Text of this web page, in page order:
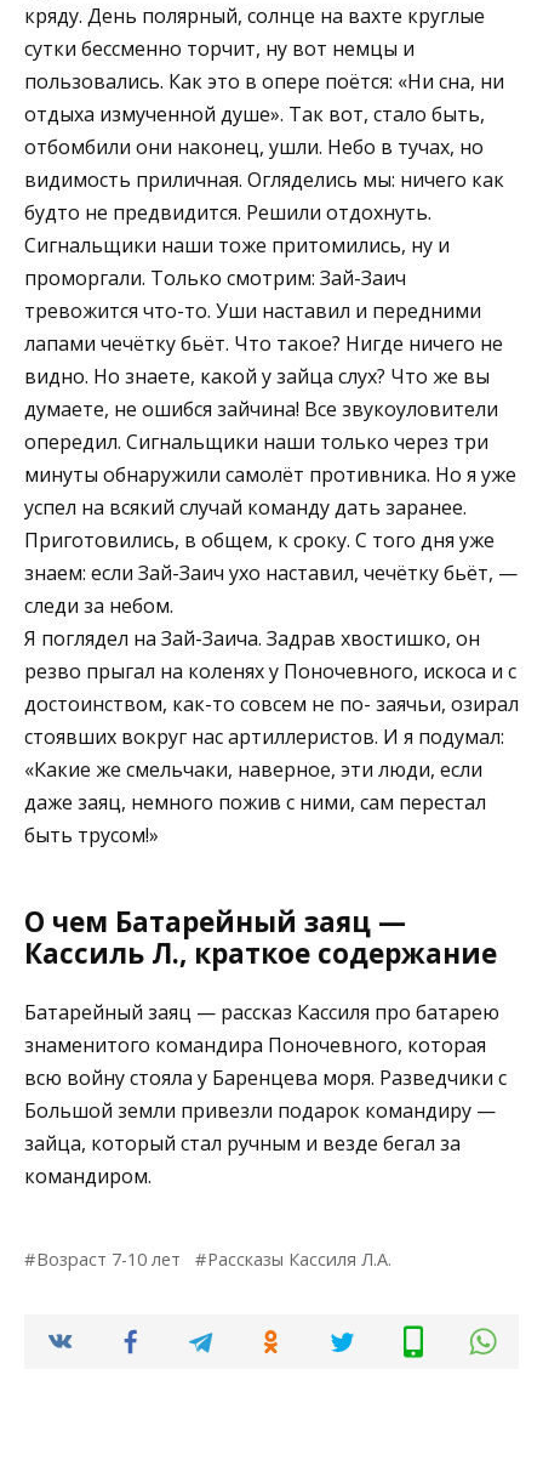
кряду. День полярный, солнце на вахте круглые
сутки бессменно торчит, ну вот немцы и
пользовались. Как это в опере поётся: «Ни сна, ни
отдыха измученной душе». Так вот, стало быть,
отбомбили они наконец, ушли. Небо в тучах, но
видимость приличная. Огляделись мы: ничего как
будто не предвидится. Решили отдохнуть.
Сигнальщики наши тоже притомились, ну и
проморгали. Только смотрим: Зай-Заич
тревожится что-то. Уши наставил и передними
лапами чечётку бьёт. Что такое? Нигде ничего не
видно. Но знаете, какой у зайца слух? Что же вы
думаете, не ошибся зайчина! Все звукоуловители
опередил. Сигнальщики наши только через три
минуты обнаружили самолёт противника. Но я уже
успел на всякий случай команду дать заранее.
Приготовились, в общем, к сроку. С того дня уже
знаем: если Зай-Заич ухо наставил, чечётку бьёт, —
следи за небом.
Я поглядел на Зай-Заича. Задрав хвостишко, он
резво прыгал на коленях у Поночевного, искоса и с
достоинством, как-то совсем не по- заячьи, озирал
стоявших вокруг нас артиллеристов. И я подумал:
«Какие же смельчаки, наверное, эти люди, если
даже заяц, немного пожив с ними, сам перестал
быть трусом!»
О чем Батарейный заяц —
Кассиль Л., краткое содержание
Батарейный заяц — рассказ Кассиля про батарею
знаменитого командира Поночевного, которая
всю войну стояла у Баренцева моря. Разведчики с
Большой земли привезли подарок командиру —
зайца, который стал ручным и везде бегал за
командиром.
Возраст 7-10 лет Рассказы Кассиля Л.А.